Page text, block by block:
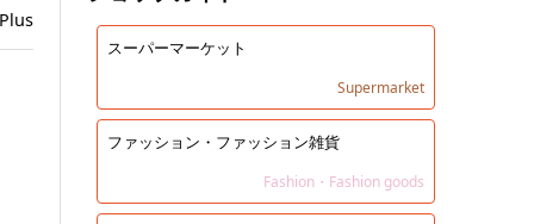
スーパーマーケット
Supermarket
ファッション・ファッション雑貨
Fashion・Fashion goods